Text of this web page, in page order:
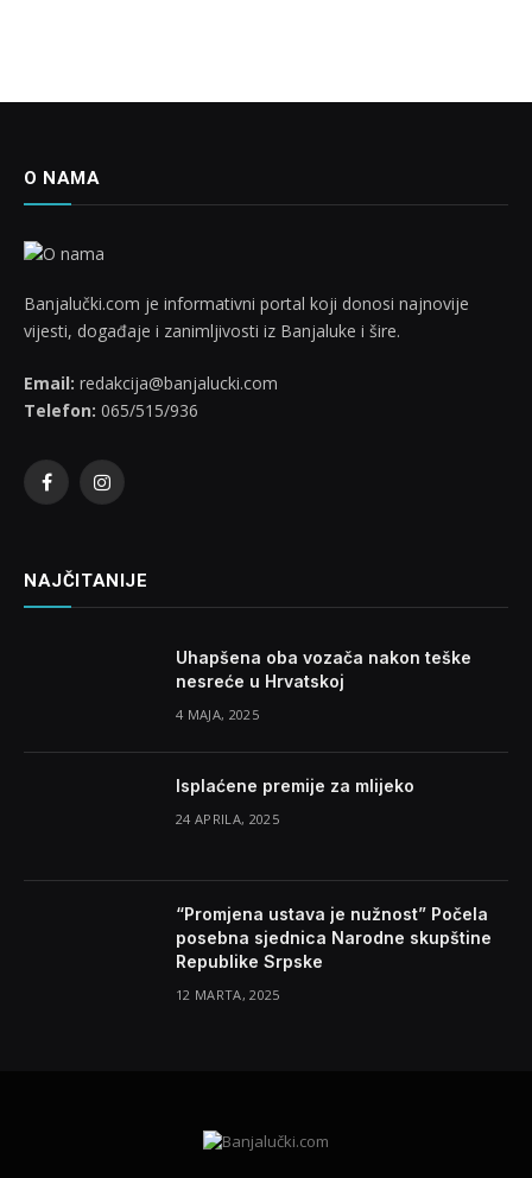
O NAMA
Banjalučki.com je informativni portal koji donosi najnovije
vijesti, događaje i zanimljivosti iz Banjaluke i šire.
Email: redakcija@banjalucki.com
Telefon: 065/515/936
FacebookInstagram
NAJČITANIJE
Uhapšena oba vozača nakon teške
nesreće u Hrvatskoj
4 MAJA, 2025
Isplaćene premije za mlijeko
24 APRILA, 2025
“Promjena ustava je nužnost” Počela
posebna sjednica Narodne skupštine
Republike Srpske
12 MARTA, 2025